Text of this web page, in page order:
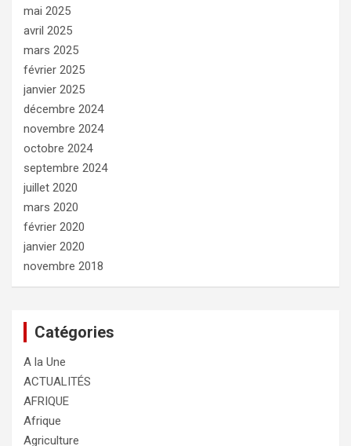
mai 2025
avril 2025
mars 2025
février 2025
janvier 2025
décembre 2024
novembre 2024
octobre 2024
septembre 2024
juillet 2020
mars 2020
février 2020
janvier 2020
novembre 2018
Catégories
A la Une
ACTUALITÉS
AFRIQUE
Afrique
Agriculture